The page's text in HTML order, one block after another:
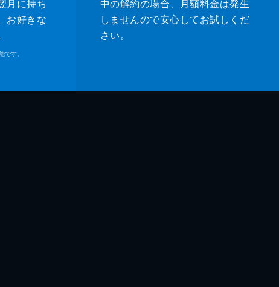
月に持ち
お好きな
す。
中の解約の場合、月額料金は発生
しませんので安心してお試しくだ
さい。